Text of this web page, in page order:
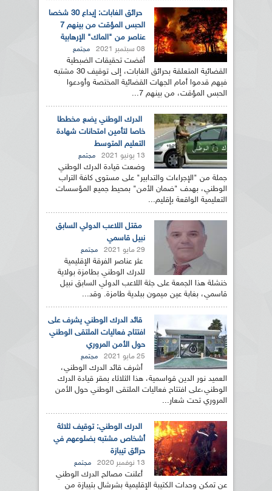
حرائق الغابات: إيداع 30 شخصا
الحبس المؤقت من بينهم 7
عناصر من "الماك" الإرهابية
08 سبتمبر 2021 مجتمع
أفضت تحقيقات الضبطية
القضائية المتعلقة بحرائق الغابات، إلى توقيف 30 مشتبه
فيهم قدموا أمام الجهات القضائية المختصة وأودعوا
الحبس المؤقت، من بينهم 7...
الدرك الوطني يضع مخططا
خاصا لتأمين امتحانات شهادة
التعليم المتوسط
13 يونيو 2021 مجتمع
وضعت قيادة الدرك الوطني
جملة من "الإجراءات والتدابير" على مستوى كافة التراب
الوطني، بهدف "ضمان الأمن" بمحيط جميع المؤسسات
التعليمية الواقعة بإقليم...
مقتل اللاعب الدولي السابق
نبيل قاسمي
29 مايو 2021 مجتمع
عثر عناصر الفرقة الإقليمية
للدرك الوطني بطامزة بولاية
خنشلة هذا الجمعة على جثة اللاعب الدولي السابق نبيل
قاسمي، بغابة عين ميمون ببلدية طامزة. وقد...
قائد الدرك الوطني يشرف على
افتتاح فعاليات الملتقى الوطني
حول الأمن المروري
25 مايو 2021 مجتمع
أشرف قائد الدرك الوطني،
العميد نور الدين قواسمية، هذا الثلاثاء بمقر قيادة الدرك
الوطني،على افتتاح فعاليات الملتقى الوطني حول الأمن
المروري تحت شعار...
الدرك الوطني: توقيف ثلاثة
أشخاص مشتبه بضلوعهم في
حرائق تيبازة
13 نوفمبر 2020 مجتمع
أعلنت مصالح الدرك الوطني
عن تمكن وحدات الكتيبة الإقليمية بشرشال بتيبازة من